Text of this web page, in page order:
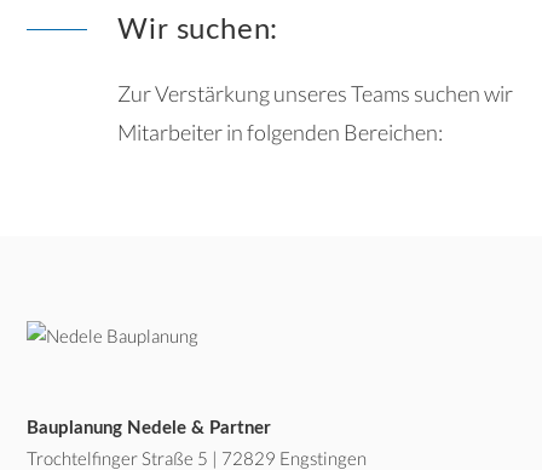
Wir suchen:
Zur Verstärkung unseres Teams suchen wir
Mitarbeiter in folgenden Bereichen:
Bauplanung Nedele & Partner
Trochtelfinger Straße 5 | 72829 Engstingen